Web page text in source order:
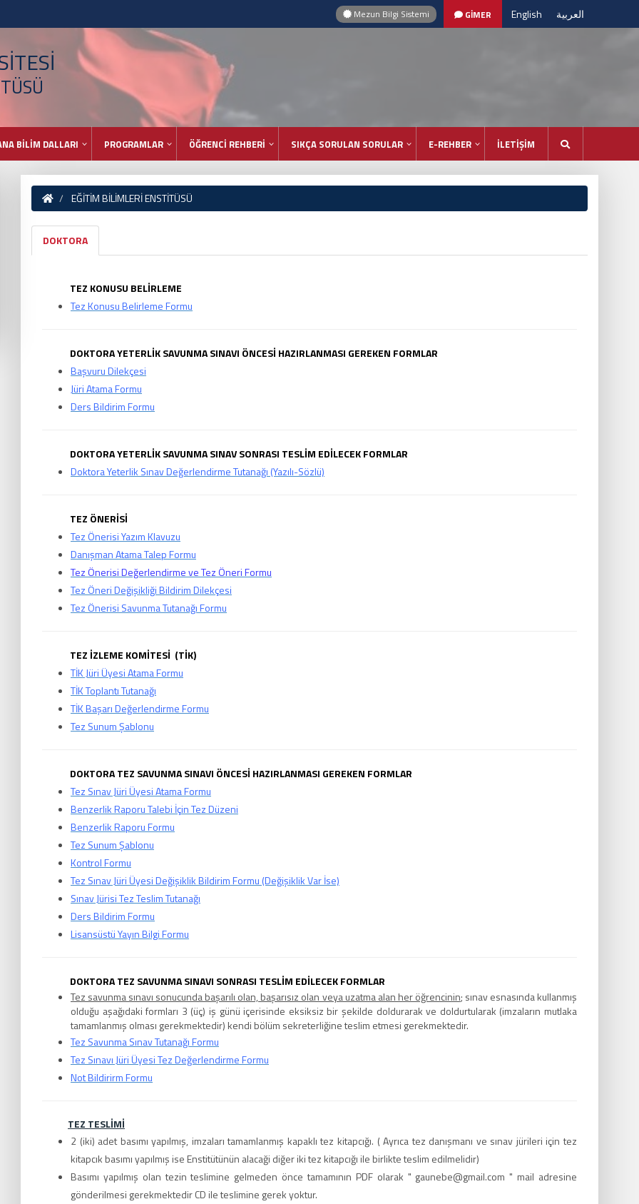
Mezun Bilgi Sistemi GİMER English العربية
BİLİM DALLARI PROGRAMLAR ÖĞRENCİ REHBERİ SIKÇA SORULAN SORULAR E-REHBER İLETİŞİM
EĞİTİM BİLİMLERİ ENSTİTÜSÜ
DOKTORA
TEZ KONUSU BELİRLEME
Tez Konusu Belirleme Formu
DOKTORA YETERLİK SAVUNMA SINAVI ÖNCESİ HAZIRLANMASI GEREKEN FORMLAR
Başvuru Dilekçesi
Jüri Atama Formu
Ders Bildirim Formu
DOKTORA YETERLİK SAVUNMA SINAV SONRASI TESLİM EDİLECEK FORMLAR
Doktora Yeterlik Sınav Değerlendirme Tutanağı (Yazılı-Sözlü)
TEZ ÖNERİSİ
Tez Önerisi Yazım Klavuzu
Danışman Atama Talep Formu
Tez Önerisi Değerlendirme ve Tez Öneri Formu
Tez Öneri Değişikliği Bildirim Dilekçesi
Tez Önerisi Savunma Tutanağı Formu
TEZ İZLEME KOMİTESİ (TİK)
TİK Jüri Üyesi Atama Formu
TİK Toplantı Tutanağı
TİK Başarı Değerlendirme Formu
Tez Sunum Şablonu
DOKTORA TEZ SAVUNMA SINAVI ÖNCESİ HAZIRLANMASI GEREKEN FORMLAR
Tez Sınav Jüri Üyesi Atama Formu
Benzerlik Raporu Talebi İçin Tez Düzeni
Benzerlik Raporu Formu
Tez Sunum Şablonu
Kontrol Formu
Tez Sınav Jüri Üyesi Değişiklik Bildirim Formu (Değişiklik Var İse)
Sınav Jürisi Tez Teslim Tutanağı
Ders Bildirim Formu
Lisansüstü Yayın Bilgi Formu
DOKTORA TEZ SAVUNMA SINAVI SONRASI TESLİM EDİLECEK FORMLAR
Tez savunma sınavı sonucunda başarılı olan, başarısız olan veya uzatma alan her öğrencinin; sınav esnasında kullanmış
olduğu aşağıdaki formları 3 (üç) iş günü içerisinde eksiksiz bir şekilde doldurarak ve doldurtularak (imzaların mutlaka
tamamlanmış olması gerekmektedir) kendi bölüm sekreterliğine teslim etmesi gerekmektedir.
Tez Savunma Sınav Tutanağı Formu
Tez Sınavı Jüri Üyesi Tez Değerlendirme Formu
Not Bildirirm Formu
TEZ TESLİMİ
2 (iki) adet basımı yapılmış, imzaları tamamlanmış kapaklı tez kitapcığı. ( Ayrıca tez danışmanı ve sınav jürileri için tez
kitapcık basımı yapılmış ise Enstitütünün alacaği diğer iki tez kitapcığı ile birlikte teslim edilmelidir)
Basımı yapılmış olan tezin teslimine gelmeden önce tamamının PDF olarak " gaunebe@gmail.com " mail adresine
gönderilmesi gerekmektedir CD ile teslimine gerek yoktur.